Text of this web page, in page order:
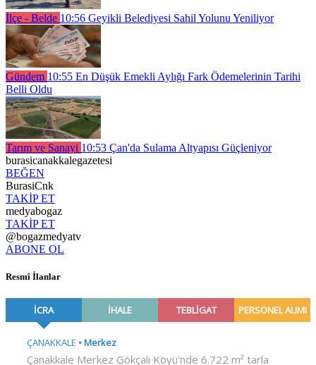
İlçe - Belde 10:56 Geyikli Belediyesi Sahil Yolunu Yeniliyor
Gündem 10:55 En Düşük Emekli Aylığı Fark Ödemelerinin Tarihi
Belli Oldu
Tarım ve Sanayi 10:53 Çan'da Sulama Altyapısı Güçleniyor
burasicanakkalegazetesi
BEĞEN
BurasiCnk
TAKİP ET
medyabogaz
TAKİP ET
@bogazmedyatv
ABONE OL
Resmî İlanlar